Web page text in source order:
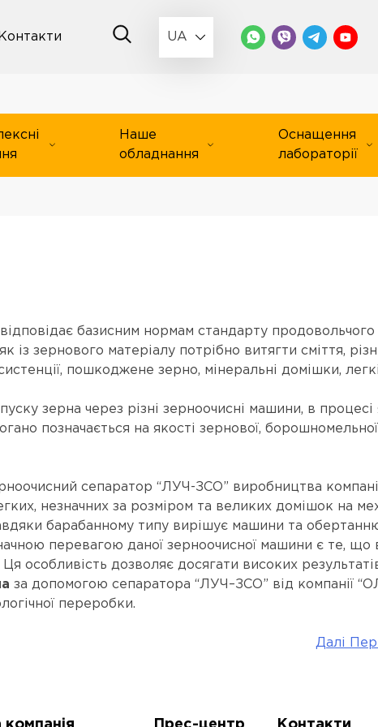
Контакти UA
Наше
обладнання
Оснащення
лабораторії
базисним нормам стандарту продовольчого
зернового матеріалу потрібно витягти сміття,
пошкоджене зерно, мінеральні домішки,
зерна через різні зерноочисні машини, в процесі
позначається на якості зернової,
сепаратор “ЛУЧ-ЗСО” виробництва
незначних за розміром та великих домішок на
барабанному типу вирішує машини та
перевагою даної зерноочисної машини є те, що
особливість дозволяє досягати високих
за допомогою сепаратора “ЛУЧ–ЗСО” від компанії
переробки.
Далі